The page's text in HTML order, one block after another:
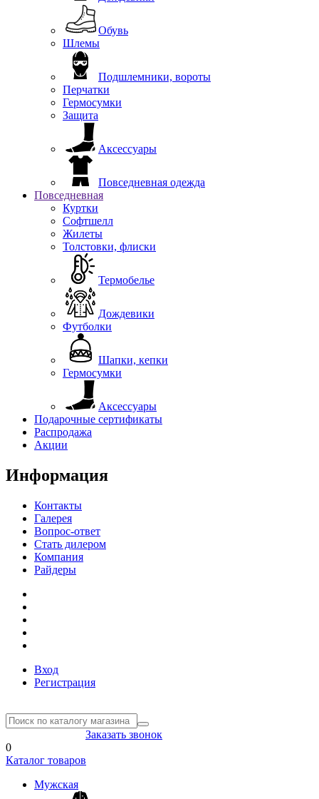
Обувь
Шлемы
Подшлемники, вороты
Перчатки
Гермосумки
Защита
Аксессуары
Повседневная одежда
Повседневная
Куртки
Софтшелл
Жилеты
Толстовки, флиски
Термобелье
Дождевики
Футболки
Шапки, кепки
Гермосумки
Аксессуары
Подарочные сертификаты
Распродажа
Акции
Информация
Контакты
Галерея
Вопрос-ответ
Стать дилером
Компания
Райдеры
Вход
Регистрация
Заказать звонок
0
Каталог товаров
Мужская